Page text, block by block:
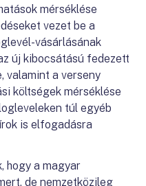
mérséklése
vezet be a
vásárlásának
új kibocsátású fedezett
valamint a verseny
költségek mérséklése
túl egyéb
is elfogadásra
hogy a magyar
de nemzetközileg